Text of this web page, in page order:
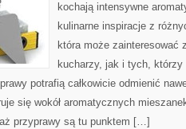
kochają intensywne
kulinarne inspiracje z
która może zainteresować
kucharzy, jak i tych, którzy
potrafią całkowicie odmienić
się wokół aromatycznych
przyprawy są tu punktem […]